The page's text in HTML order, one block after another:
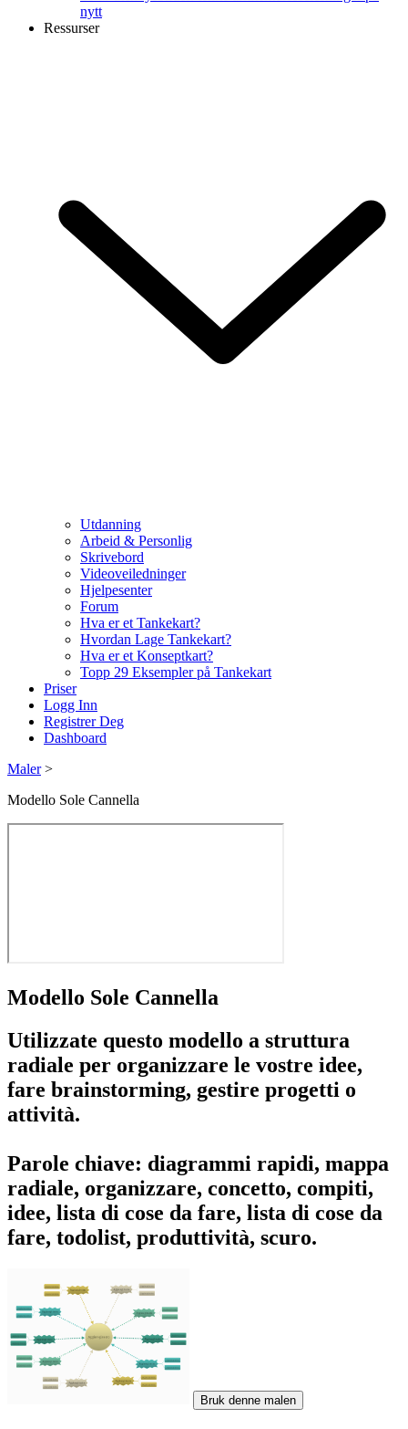
nytt
Ressurser
Utdanning
Arbeid & Personlig
Skrivebord
Videoveiledninger
Hjelpesenter
Forum
Hva er et Tankekart?
Hvordan Lage Tankekart?
Hva er et Konseptkart?
Topp 29 Eksempler på Tankekart
Priser
Logg Inn
Registrer Deg
Dashboard
Maler >
Modello Sole Cannella
Modello Sole Cannella
Utilizzate questo modello a struttura
radiale per organizzare le vostre idee,
fare brainstorming, gestire progetti o
attività.
Parole chiave: diagrammi rapidi, mappa
radiale, organizzare, concetto, compiti,
idee, lista di cose da fare, lista di cose da
fare, todolist, produttività, scuro.
Bruk denne malen